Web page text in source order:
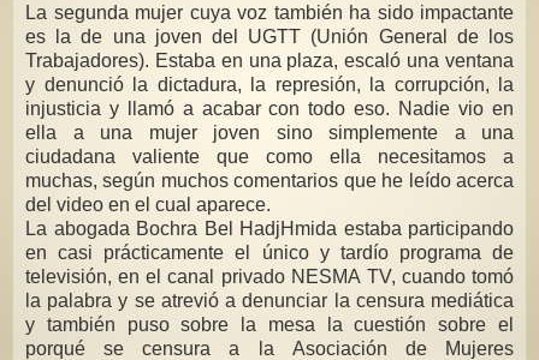
La segunda mujer cuya voz también ha sido impactante
es la de una joven del UGTT (Unión General de los
Trabajadores). Estaba en una plaza, escaló una ventana
y denunció la dictadura, la represión, la corrupción, la
injusticia y llamó a acabar con todo eso. Nadie vio en
ella a una mujer joven sino simplemente a una
ciudadana valiente que como ella necesitamos a
muchas, según muchos comentarios que he leído acerca
del video en el cual aparece.
La abogada Bochra Bel HadjHmida estaba participando
en casi prácticamente el único y tardío programa de
televisión, en el canal privado NESMA TV, cuando tomó
la palabra y se atrevió a denunciar la censura mediática
y también puso sobre la mesa la cuestión sobre el
porqué se censura a la Asociación de Mujeres